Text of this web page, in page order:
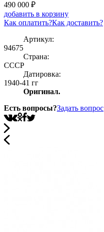
490 000 ₽
добавить в корзину
Как оплатить?Как доставить?
Артикул:
94675
Страна:
СССР
Датировка:
1940-41 гг
Оригинал.
Есть вопросы?Задать вопрос